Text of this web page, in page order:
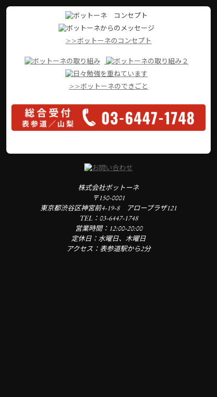
>>ボットーネのコンセプト
>>ボットーネのできごと
株式会社ボットーネ
〒150-0001
東京都渋谷区神宮前4-19-8 アロープラザ121
TEL：03-6447-1748
営業時間：12:00-20:00
定休日：水曜日、木曜日
アクセス：表参道駅から2分